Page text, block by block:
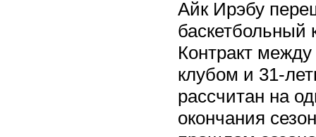
Айк Ирэбу
баскетбольный
Контракт между
клубом и 31-
рассчитан на
окончания